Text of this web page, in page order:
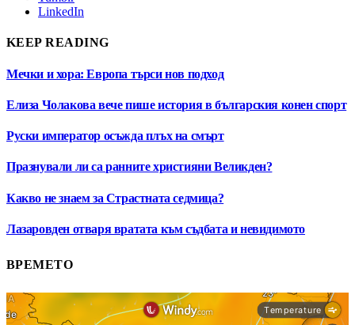
LinkedIn
KEEP READING
Мечки и хора: Европа търси нов подход
Елиза Чолакова вече пише история в българския конен спорт
Руски император осъжда плъх на смърт
Празнували ли са ранните християни Великден?
Какво не знаем за Страстната седмица?
Лазаровден отваря вратата към съдбата и невидимото
ВРЕМЕТО